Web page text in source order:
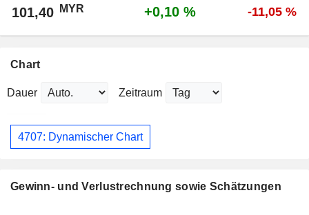
101,40 MYR +0,10 % -11,05 %
Chart
Dauer Zeitraum
4707: Dynamischer Chart
Gewinn- und Verlustrechnung sowie Schätzungen